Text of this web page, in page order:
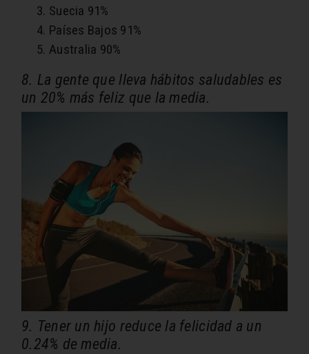
Suecia 91%
Países Bajos 91%
Australia 90%
8. La gente que lleva hábitos saludables es
un 20% más feliz que la media.
9. Tener un hijo reduce la felicidad a un
0.24% de media.